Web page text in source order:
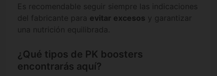
Es recomendable seguir siempre las indicaciones
del fabricante para evitar excesos y garantizar
una nutrición equilibrada.
¿Qué tipos de PK boosters
encontrarás aquí?